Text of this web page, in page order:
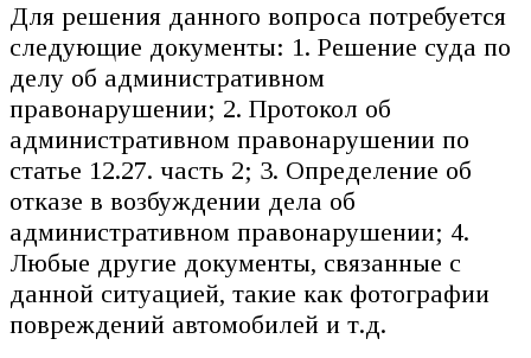
Для решения данного вопроса потребуется
следующие документы: 1. Решение суда по
делу об административном
правонарушении; 2. Протокол об
административном правонарушении по
статье 12.27. часть 2; 3. Определение об
отказе в возбуждении дела об
административном правонарушении; 4.
Любые другие документы, связанные с
данной ситуацией, такие как фотографии
повреждений автомобилей и т.д.